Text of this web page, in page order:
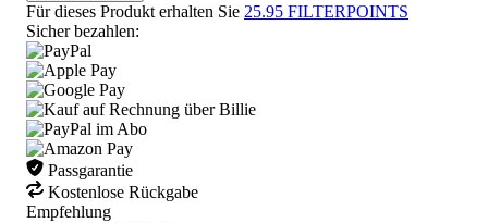
Für dieses Produkt erhalten Sie 25.95 FILTERPOINTS
Sicher bezahlen:
Passgarantie
Kostenlose Rückgabe
Empfehlung